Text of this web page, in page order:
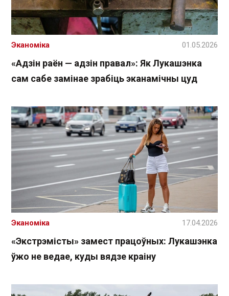
«Адзін раён — адзін правал»: Як Лукашэнка
сам сабе замінае зрабіць эканамічны цуд
Эканоміка 01.05.2026
«Экстрэмісты» замест працоўных: Лукашэнка
ўжо не ведае, куды вядзе краіну
Эканоміка 17.04.2026